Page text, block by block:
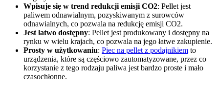
Wpisuje się w trend redukcji emisji CO2: Pellet jest
paliwem odnawialnym, pozyskiwanym z surowców
odnawialnych, co pozwala na redukcję emisji CO2.
Jest łatwo dostępny: Pellet jest produkowany i dostępny na
rynku w wielu krajach, co pozwala na jego łatwe zakupienie.
Prosty w użytkowaniu: Piec na pellet z podajnikiem to
urządzenia, które są częściowo zautomatyzowane, przez co
korzystanie z tego rodzaju paliwa jest bardzo proste i mało
czasochłonne.